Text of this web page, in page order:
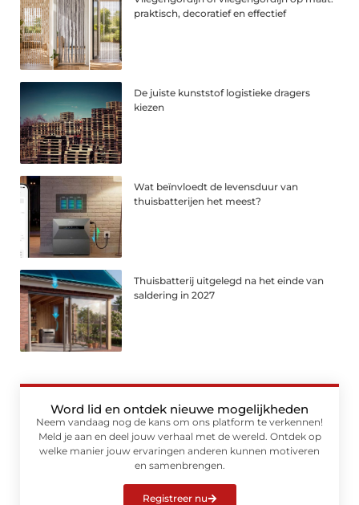
praktisch, decoratief en effectief
De juiste kunststof logistieke dragers
kiezen
Wat beïnvloedt de levensduur van
thuisbatterijen het meest?
Thuisbatterij uitgelegd na het einde van
saldering in 2027
Word lid en ontdek nieuwe mogelijkheden
Neem vandaag nog de kans om ons platform te verkennen!
Meld je aan en deel jouw verhaal met de wereld. Ontdek op
welke manier jouw ervaringen anderen kunnen motiveren
en samenbrengen.
Registreer nu